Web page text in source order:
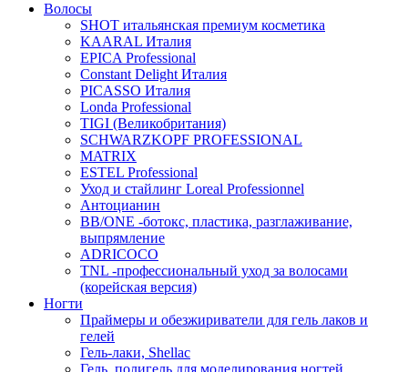
Волосы
SHOT итальянская премиум косметика
KAARAL Италия
EPICA Professional
Constant Delight Италия
PICASSO Италия
Londa Professional
TIGI (Великобритания)
SCHWARZKOPF PROFESSIONAL
MATRIX
ESTEL Professional
Уход и стайлинг Loreal Professionnel
Антоцианин
BB/ONE -ботокс, пластика, разглаживание,
выпрямление
ADRICOCO
TNL -профессиональный уход за волосами
(корейская версия)
Ногти
Праймеры и обезжириватели для гель лаков и
гелей
Гель-лаки, Shellac